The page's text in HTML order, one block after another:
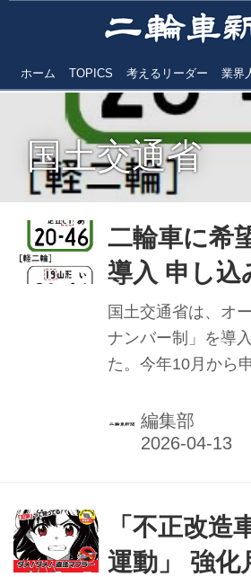
ホーム TOPICS 考えるリーダー 業界
国土交通省
二輪車に希
導入 申し込
年10月
国土交通省は、オ
ナンバー制」を導
た。今年10月から
（小型二輪）と軽
輪）。希望ナンバ
編集部
「不正改造
運動」 強化